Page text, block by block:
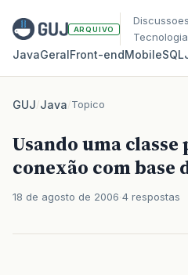
ARQUIVO
Tecnologia
JavaGeralFront‑endMobileSQL
GUJ/Java/Topico
Usando uma classe
conexão com base
18 de agosto de 2006 4 respostas